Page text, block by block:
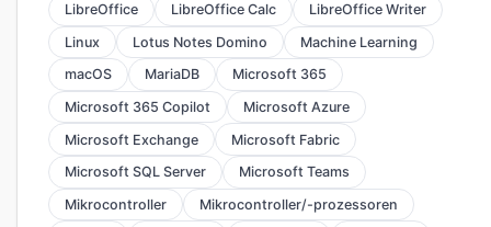
LibreOffice
LibreOffice Calc
LibreOffice Writer
Linux
Lotus Notes Domino
Machine Learning
macOS
MariaDB
Microsoft 365
Microsoft 365 Copilot
Microsoft Azure
Microsoft Exchange
Microsoft Fabric
Microsoft SQL Server
Microsoft Teams
Mikrocontroller
Mikrocontroller/-prozessoren